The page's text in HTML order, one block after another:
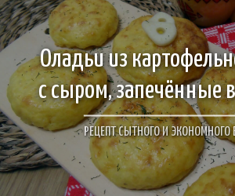
Оладьи из
с сыром, запечённые
РЕЦЕПТ СЫТНОГО И